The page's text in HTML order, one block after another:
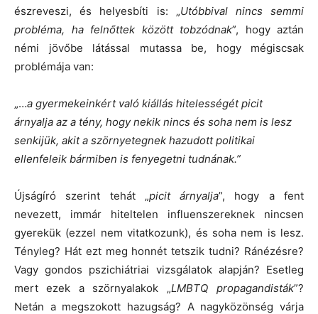
észreveszi, és helyesbíti is: „Utóbbival nincs semmi
probléma, ha felnőttek között tobzódnak”, hogy aztán
némi jövőbe látással mutassa be, hogy mégiscsak
problémája van:
„…a gyermekeinkért való kiállás hitelességét picit
árnyalja az a tény, hogy nekik nincs és soha nem is lesz
senkijük, akit a szörnyetegnek hazudott politikai
ellenfeleik bármiben is fenyegetni tudnának.”
Újságíró szerint tehát „picit árnyalja”, hogy a fent
nevezett, immár hiteltelen influenszereknek nincsen
gyerekük (ezzel nem vitatkozunk), és soha nem is lesz.
Tényleg? Hát ezt meg honnét tetszik tudni? Ránézésre?
Vagy gondos pszichiátriai vizsgálatok alapján? Esetleg
mert ezek a szörnyalakok „LMBTQ propagandisták”?
Netán a megszokott hazugság? A nagyközönség várja